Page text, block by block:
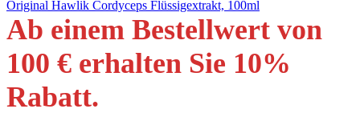
Original Hawlik Cordyceps Flüssigextrakt, 100ml
Ab einem Bestellwert von
100 € erhalten Sie 10%
Rabatt.